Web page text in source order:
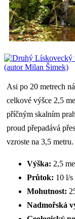
Asi po 20 metrech
celkové výšce 2,5
příčným skalním
proud přepadává
vzroste na 3,5 metru.
Výška: 2,5
Průtok: 10 l/s
Mohutnost:
Nadmořská